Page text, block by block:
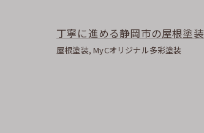
丁寧に進める静岡市の屋根塗装
屋根塗装 MyCオリジナル多彩塗装